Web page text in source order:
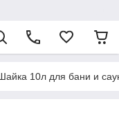
10л для бани и